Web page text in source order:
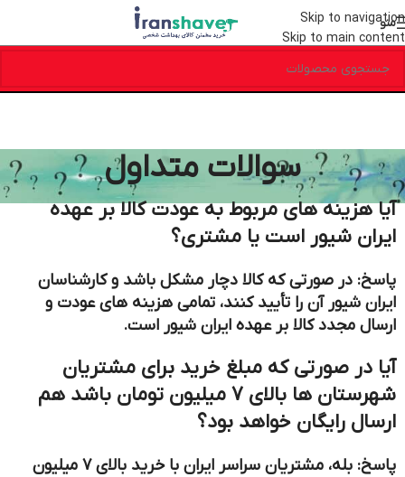
Skip to navigation
Skip to main content
منو
سوالات متداول
آیا هزینه های مربوط به عودت کالا بر عهده
ایران شیور است یا مشتری؟
پاسخ: در صورتی که کالا دچار مشکل باشد و کارشناسان
ایران شیور آن را تأیید کنند، تمامی هزینه های عودت و
ارسال مجدد کالا بر عهده ایران شیور است.
آیا در صورتی که مبلغ خرید برای مشتریان
شهرستان ها بالای 7 میلیون تومان باشد هم
ارسال رایگان خواهد بود؟
پاسخ: بله، مشتریان سراسر ایران با خرید بالای 7 میلیون